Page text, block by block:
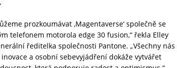
prozkoumávat ‚Magentaverse‘ společně se
telefonem motorola edge 30 fusion,“ řekla Elley
ředitelka společnosti Pantone. „Všechny nás
a osobní sebevyjádření dokáže vytvářet